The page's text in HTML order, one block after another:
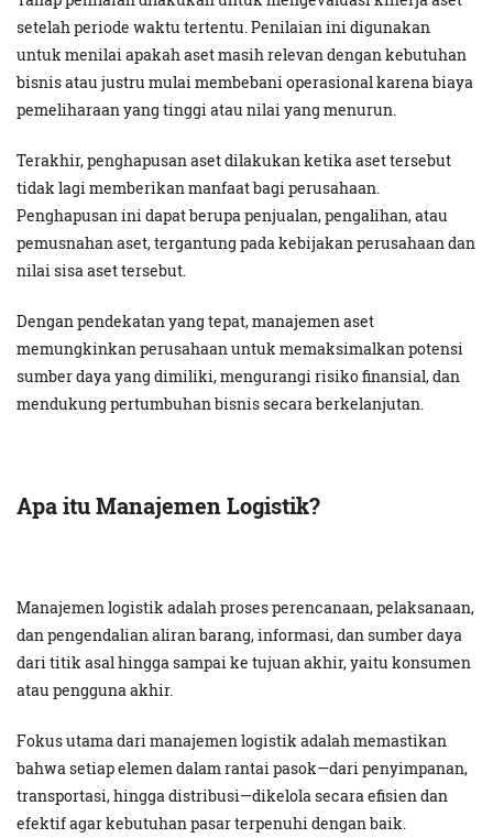
setelah periode waktu tertentu. Penilaian ini digunakan
untuk menilai apakah aset masih relevan dengan kebutuhan
bisnis atau justru mulai membebani operasional karena biaya
pemeliharaan yang tinggi atau nilai yang menurun.
Terakhir, penghapusan aset dilakukan ketika aset tersebut
tidak lagi memberikan manfaat bagi perusahaan.
Penghapusan ini dapat berupa penjualan, pengalihan, atau
pemusnahan aset, tergantung pada kebijakan perusahaan dan
nilai sisa aset tersebut.
Dengan pendekatan yang tepat, manajemen aset
memungkinkan perusahaan untuk memaksimalkan potensi
sumber daya yang dimiliki, mengurangi risiko finansial, dan
mendukung pertumbuhan bisnis secara berkelanjutan.
Apa itu Manajemen Logistik?
Manajemen logistik adalah proses perencanaan, pelaksanaan,
dan pengendalian aliran barang, informasi, dan sumber daya
dari titik asal hingga sampai ke tujuan akhir, yaitu konsumen
atau pengguna akhir.
Fokus utama dari manajemen logistik adalah memastikan
bahwa setiap elemen dalam rantai pasok—dari penyimpanan,
transportasi, hingga distribusi—dikelola secara efisien dan
efektif agar kebutuhan pasar terpenuhi dengan baik.